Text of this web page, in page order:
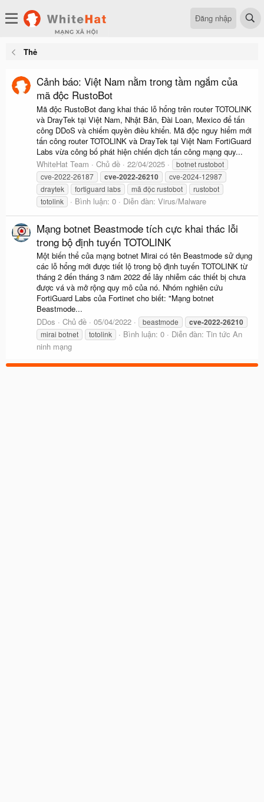
Đăng nhập
Thẻ
Cảnh báo: Việt Nam nằm trong tầm ngắm của
mã độc RustoBot
Mã độc RustoBot đang khai thác lỗ hổng trên router TOTOLINK
và DrayTek tại Việt Nam, Nhật Bản, Đài Loan, Mexico để tấn
công DDoS và chiếm quyền điều khiển. Mã độc nguy hiểm mới
tấn công router TOTOLINK và DrayTek tại Việt Nam FortiGuard
Labs vừa công bố phát hiện chiến dịch tấn công mạng quy...
WhiteHat Team
Chủ đề 22/04/2025
botnet rustobot
cve-2022-26187
cve-2022-26210
cve-2024-12987
draytek
fortiguard labs mã độc rustobot
rustobot
totolink
Bình luận: 0 Diễn đàn: Virus/Malware
Mạng botnet Beastmode tích cực khai thác lỗi
trong bộ định tuyến TOTOLINK
Một biến thể của mạng botnet Mirai có tên Beastmode sử dụng
các lỗ hổng mới được tiết lộ trong bộ định tuyến TOTOLINK từ
tháng 2 đến tháng 3 năm 2022 để lây nhiễm các thiết bị chưa
được vá và mở rộng quy mô của nó. Nhóm nghiên cứu
FortiGuard Labs của Fortinet cho biết: "Mạng botnet
Beastmode...
DDos
Chủ đề 05/04/2022 beastmode cve-2022-26210
mirai botnet totolink Bình luận: 0 Diễn đàn: Tin tức An
ninh mạng